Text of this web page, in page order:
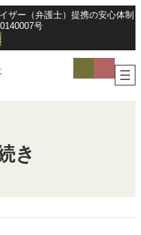
ザー（弁護士）提携の安心体制
号
コ
コ
き